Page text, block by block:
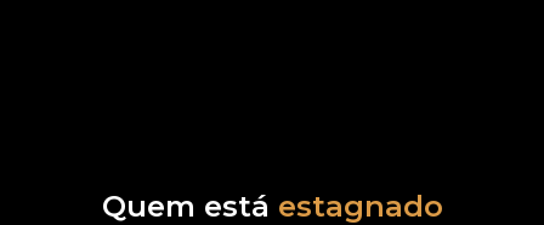
Quem está estagnado